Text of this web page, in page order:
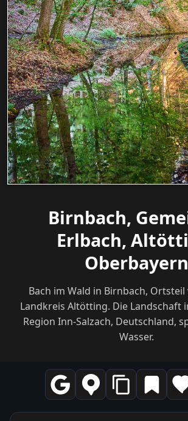
Birnbach,
Erlbach,
Oberbayern
Bach im Wald in Birnbach, Ortsteil
Landkreis Altötting. Die Landschaft
Region Inn-Salzach, Deutschland,
Wasser.